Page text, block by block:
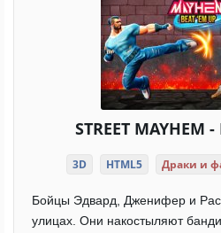
STREET MAYHEM
3D HTML5 Драки и
Бойцы Эдвард, Дженифер и
улицах. Они накостыляют